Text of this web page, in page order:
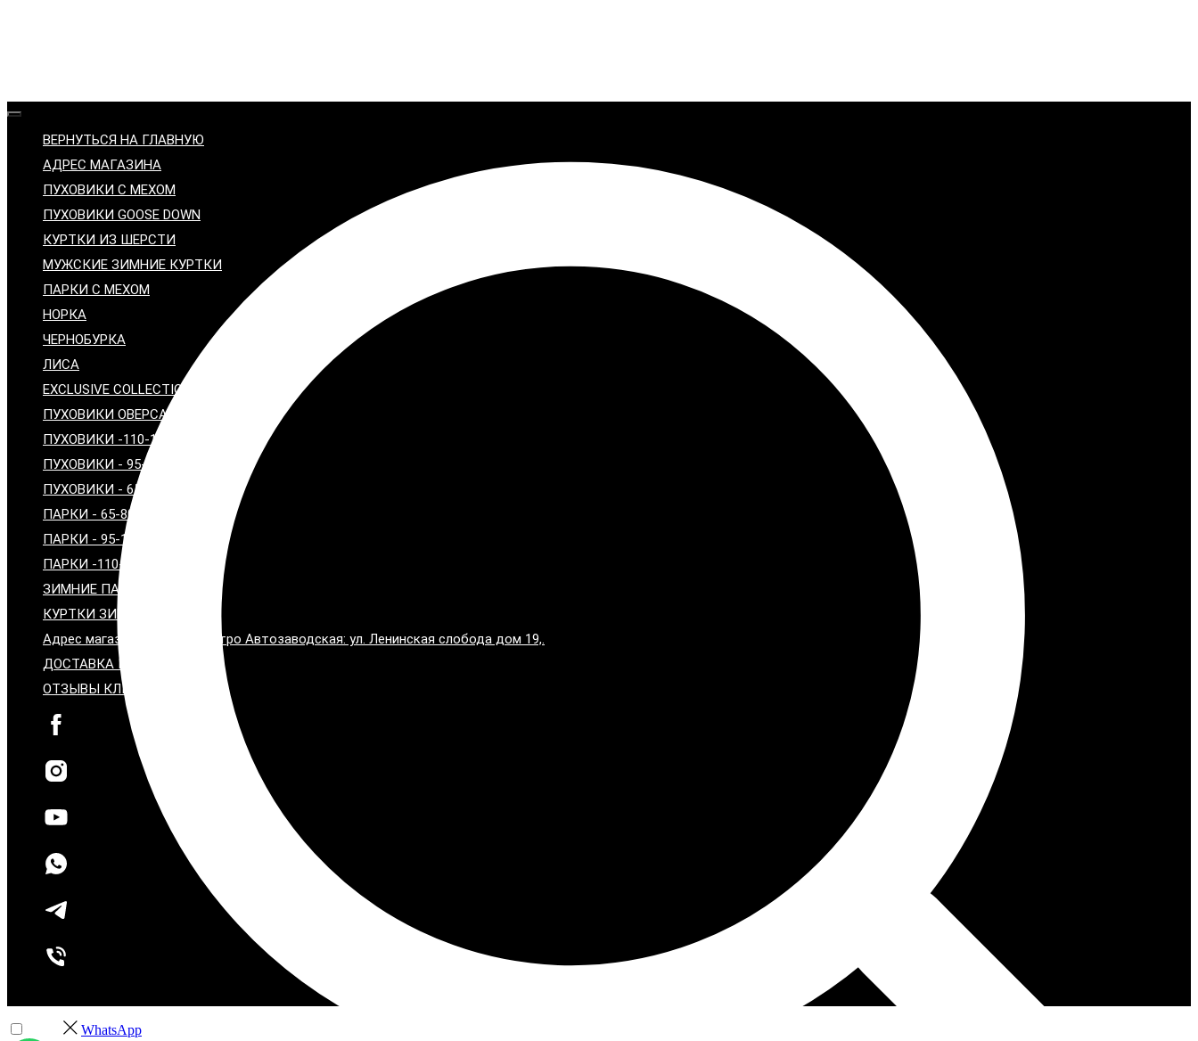
ВЕРНУТЬСЯ НА ГЛАВНУЮ
АДРЕС МАГАЗИНА
ПУХОВИКИ С МЕХОМ
ПУХОВИКИ GOOSE DOWN
КУРТКИ ИЗ ШЕРСТИ
МУЖСКИЕ ЗИМНИЕ КУРТКИ
ПАРКИ С МЕХОМ
НОРКА
ЧЕРНОБУРКА
ЛИСА
EXCLUSIVE COLLECTION
ПУХОВИКИ ОВЕРСАЙЗ
ПУХОВИКИ -110-120 см
ПУХОВИКИ - 95-100 см
ПУХОВИКИ - 65-80 см
ПАРКИ - 65-80 СМ
ПАРКИ - 95-100 СМ
ПАРКИ -110-115 СМ
ЗИМНИЕ ПАЛЬТО С МЕХОМ
КУРТКИ ЗИМНИЕ С МЕХОМ
Адрес магазина: Москва, метро Автозаводская: ул. Ленинская слобода дом 19,.
ДОСТАВКА И ОПЛАТА
ОТЗЫВЫ КЛИЕНТОВ
WhatsApp